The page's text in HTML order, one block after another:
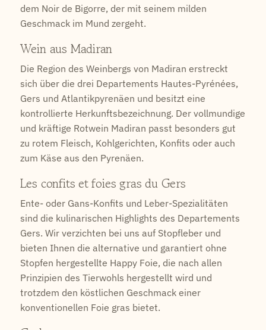
dem Noir de Bigorre, der mit seinem milden
Geschmack im Mund zergeht.
Wein aus Madiran
Die Region des Weinbergs von Madiran erstreckt
sich über die drei Departements Hautes-Pyrénées,
Gers und Atlantikpyrenäen und besitzt eine
kontrollierte Herkunftsbezeichnung. Der vollmundige
und kräftige Rotwein Madiran passt besonders gut
zu rotem Fleisch, Kohlgerichten, Konfits oder auch
zum Käse aus den Pyrenäen.
Les confits et foies gras du Gers
Ente- oder Gans-Konfits und Leber-Spezialitäten
sind die kulinarischen Highlights des Departements
Gers. Wir verzichten bei uns auf Stopfleber und
bieten Ihnen die alternative und garantiert ohne
Stopfen hergestellte Happy Foie, die nach allen
Prinzipien des Tierwohls hergestellt wird und
trotzdem den köstlichen Geschmack einer
konventionellen Foie gras bietet.